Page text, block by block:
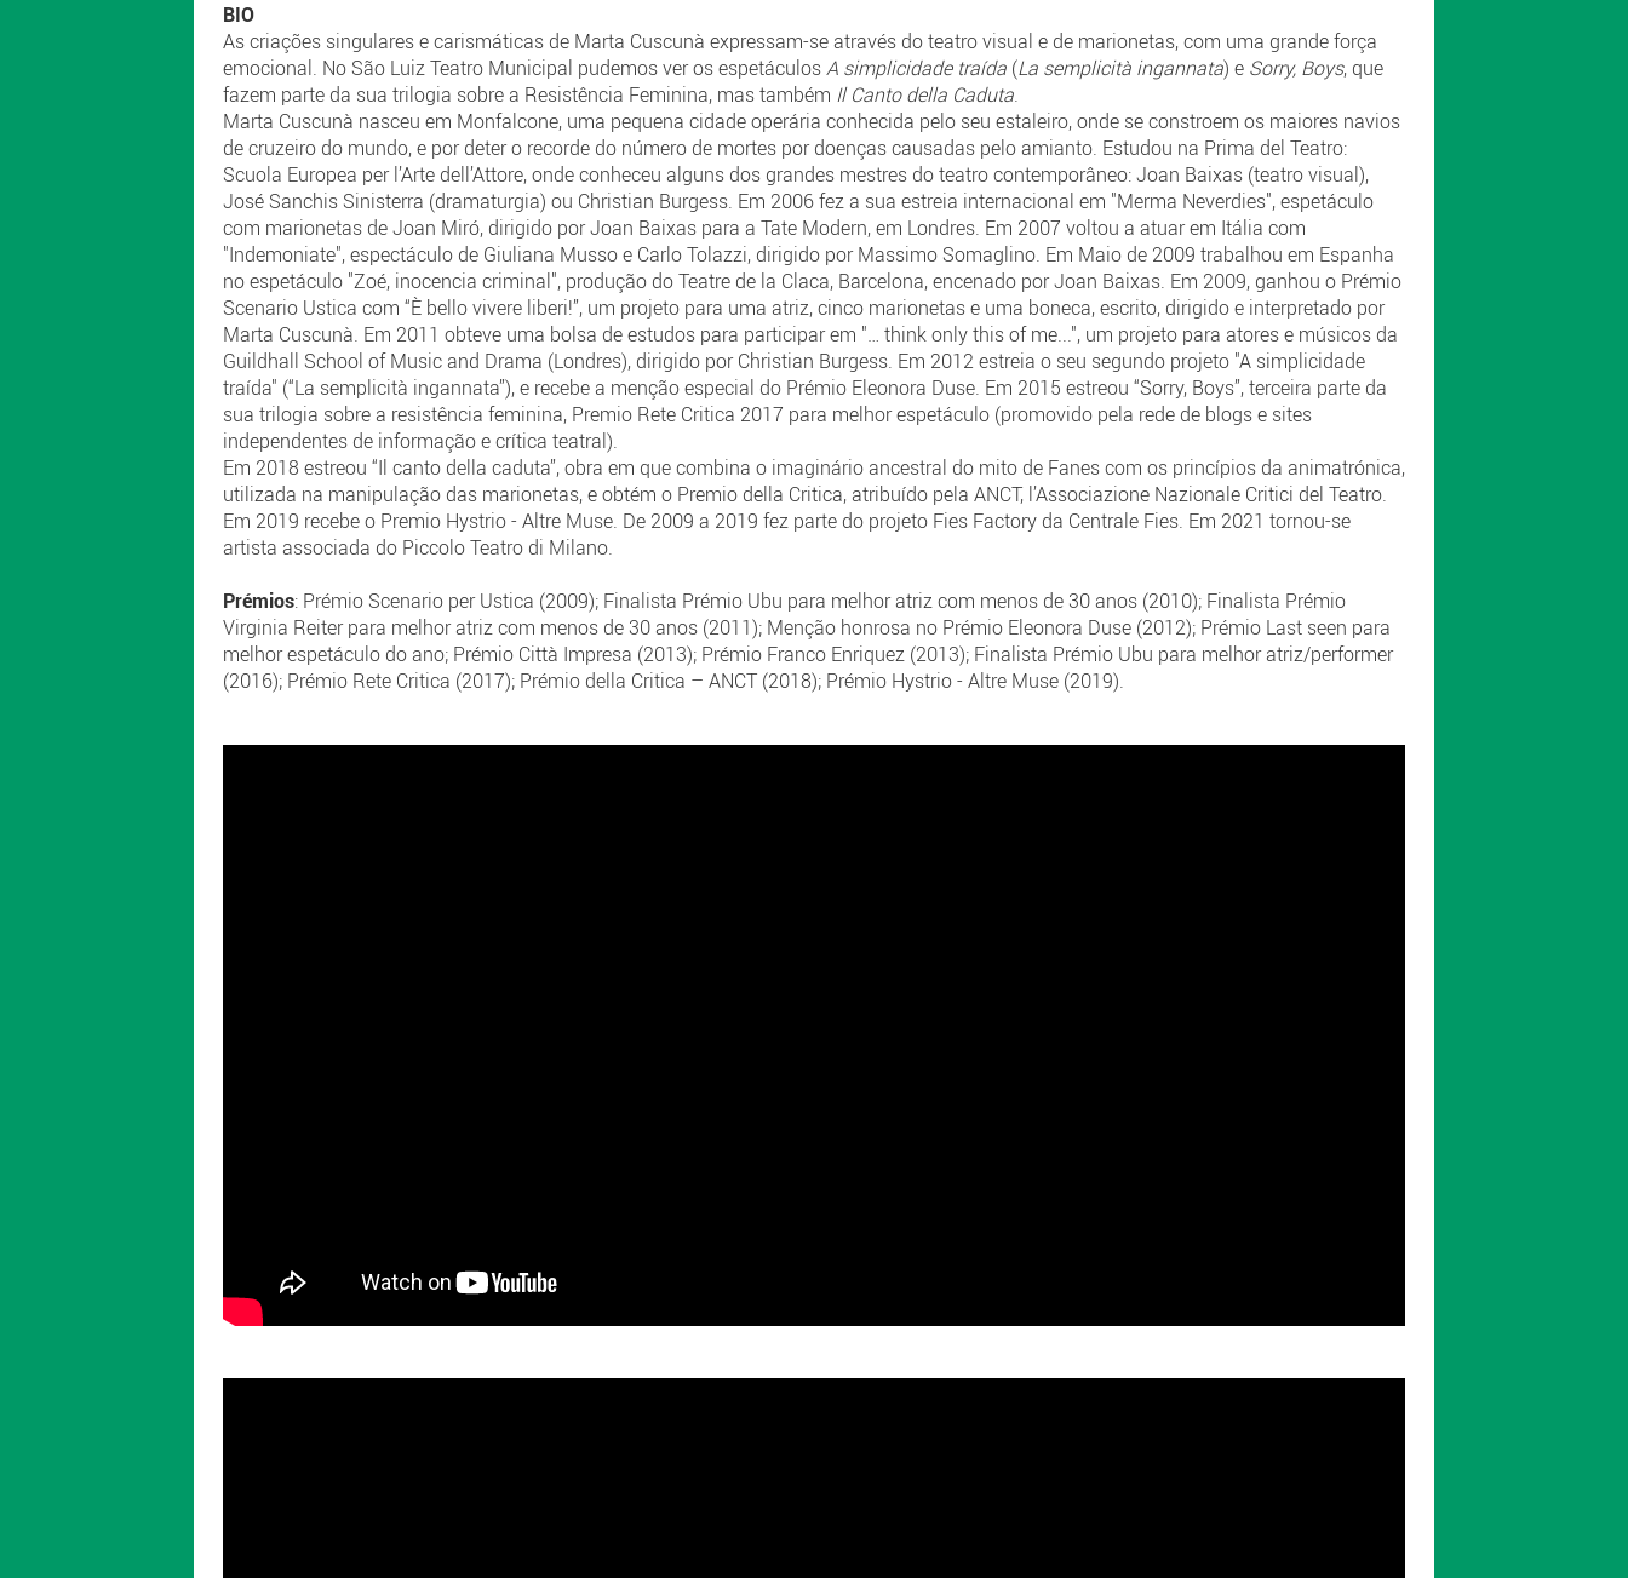
BIO
As criações singulares e carismáticas de Marta Cuscunà expressam-se através do teatro visual e de marionetas, com uma grande força
emocional. No São Luiz Teatro Municipal pudemos ver os espetáculosA simplicidade traída (La semplicità ingannata) e Sorry, Boys, que
fazem parte da sua trilogia sobre a Resistência Feminina, mas também Il Canto della Caduta.
Marta Cuscunà nasceu em Monfalcone, uma pequena cidade operária conhecida pelo seu estaleiro, onde se constroem os maiores navios
de cruzeiro do mundo, e por deter o recorde do número de mortes por doenças causadas pelo amianto. Estudou na Prima del Teatro:
Scuola Europea per l’Arte dell’Attore, onde conheceu alguns dos grandes mestres do teatro contemporâneo: Joan Baixas (teatro visual),
José Sanchis Sinisterra (dramaturgia) ou Christian Burgess. Em 2006 fez a sua estreia internacional em "Merma Neverdies", espetáculo
com marionetas de Joan Miró, dirigido por Joan Baixas para a Tate Modern, em Londres. Em 2007 voltou a atuar em Itália com
"Indemoniate", espectáculo de Giuliana Musso e Carlo Tolazzi, dirigido por Massimo Somaglino. Em Maio de 2009 trabalhou em Espanha
no espetáculo "Zoé, inocencia criminal", produção do Teatre de la Claca, Barcelona, encenado por Joan Baixas. Em 2009, ganhou o Prémio
Scenario Ustica com “È bello vivere liberi!”, um projeto para uma atriz, cinco marionetas e uma boneca, escrito, dirigido e interpretado por
Marta Cuscunà. Em 2011 obteve uma bolsa de estudos para participar em "… think only this of me...", um projeto para atores e músicos da
Guildhall School of Music and Drama (Londres), dirigido por Christian Burgess. Em 2012 estreia o seu segundo projeto "A simplicidade
traída" (“La semplicità ingannata”), e recebe a menção especial do Prémio Eleonora Duse. Em 2015 estreou “Sorry, Boys”, terceira parte da
sua trilogia sobre a resistência feminina, Premio Rete Critica 2017 para melhor espetáculo (promovido pela rede de blogs e sites
independentes de informação e crítica teatral).
Em 2018 estreou “Il canto della caduta”, obra em que combina o imaginário ancestral do mito de Fanes com os princípios da animatrónica,
utilizada na manipulação das marionetas, e obtém o Premio della Critica, atribuído pela ANCT, l’Associazione Nazionale Critici del Teatro.
Em 2019 recebe o Premio Hystrio - Altre Muse. De 2009 a 2019 fez parte do projeto Fies Factory da Centrale Fies. Em 2021 tornou-se
artista associada do Piccolo Teatro di Milano.
Prémios: Prémio Scenario per Ustica (2009); Finalista Prémio Ubu para melhor atriz com menos de 30 anos (2010); Finalista Prémio
Virginia Reiter para melhor atriz com menos de 30 anos (2011); Menção honrosa no Prémio Eleonora Duse (2012); Prémio Last seen para
melhor espetáculo do ano; Prémio Città Impresa (2013); Prémio Franco Enriquez (2013); Finalista Prémio Ubu para melhor atriz/performer
(2016); Prémio Rete Critica (2017); Prémio della Critica – ANCT (2018); Prémio Hystrio - Altre Muse (2019).